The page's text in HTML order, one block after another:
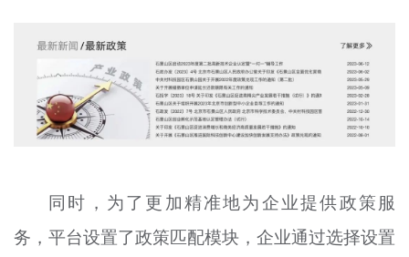
同时，为了更加精准地为企业提供政策服
务，平台设置了政策匹配模块，企业通过选择设置